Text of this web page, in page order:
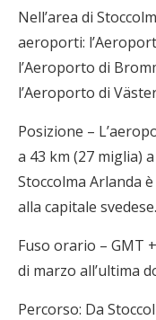
Nell’area di
aeroporti:
l’Aeroporto di
l’Aeroporto di
Posizione –
a 43 km (27 miglia)
Stoccolma Arlanda
alla capitale svedese.
Fuso orario – GMT
di marzo all’ultima
Percorso: Da